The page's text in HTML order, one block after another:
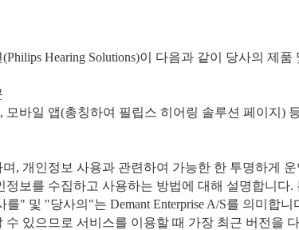
Hearing Solutions)이 다음과 같이 당사의 제품
바일 앱(총칭하여 필립스 히어링 솔루션 페이지)
, 개인정보 사용과 관련하여 가능한 한 투명하게
보를 수집하고 사용하는 방법에 대해 설명합니다.
" 및 "당사의"는 Demant Enterprise A/S를 의미합니
있으므로 서비스를 이용할 때 가장 최근 버전을